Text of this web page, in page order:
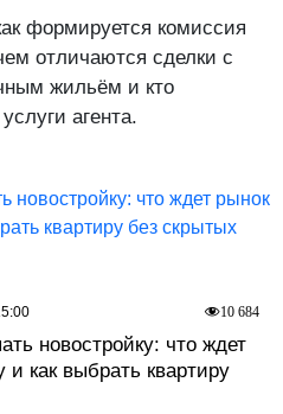
формируется комиссия
отличаются сделки с
жильём и кто
агента.
новостройку: что ждет
и как выбрать квартиру
10 684